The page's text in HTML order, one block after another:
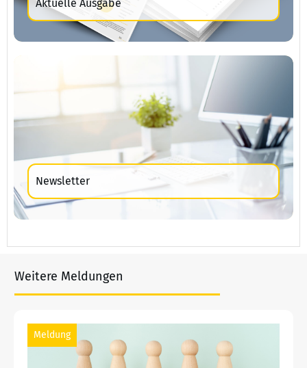
Aktuelle Ausgabe
Newsletter
Weitere Meldungen
Meldung